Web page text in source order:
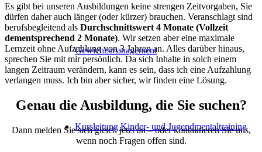
Gewichtsmanagement
Kursleitung Kinder- und Jugendmentaltraining
Es gibt bei unseren Ausbildungen keine strengen Zeitvorgaben, Sie
dürfen daher auch länger (oder kürzer) brauchen. Veranschlagt sind
berufsbegleitend als Durchschnittswert 4 Monate (Vollzeit
dementsprechend 2 Monate). Wir setzen aber eine maximale
Lernzeit ohne Aufzahlung von 3 Jahren an. Alles darüber hinaus,
sprechen Sie mit mir persönlich. Da sich Inhalte in solch einem
langen Zeitraum verändern, kann es sein, dass ich eine Aufzahlung
verlangen muss. Ich bin aber sicher, wir finden eine Lösung.
Genau die Ausbildung, die Sie suchen?
Dann melden Sie sich gleich jetzt an – oder kontaktieren Sie uns,
wenn noch Fragen offen sind.